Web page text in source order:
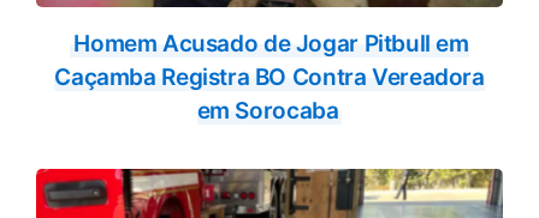
Homem Acusado de Jogar Pitbull em
Caçamba Registra BO Contra Vereadora
em Sorocaba